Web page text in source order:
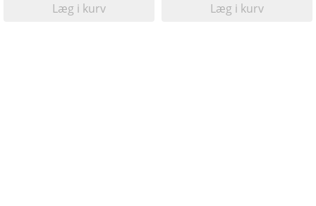
Læg i kurv Læg i kurv